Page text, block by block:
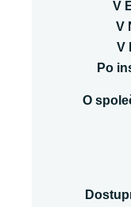
V
V
V
Po
O